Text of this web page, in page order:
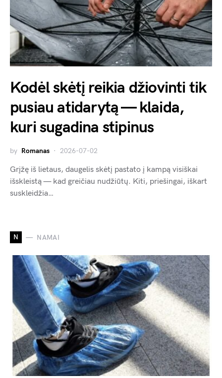
Kodėl skėtį reikia džiovinti tik
pusiau atidarytą — klaida,
kuri sugadina stipinus
by Romanas 2026-07-02
Grįžę iš lietaus, daugelis skėtį pastato į kampą visiškai
išskleistą — kad greičiau nudžiūtų. Kiti, priešingai, iškart
suskleidžia…
N NAMAI